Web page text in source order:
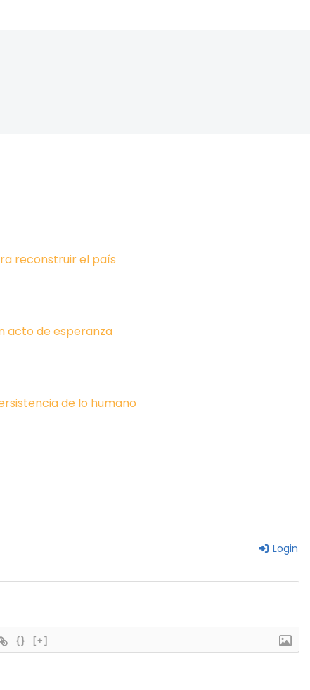
reconstruir el país
acto de esperanza
de lo humano
Login
{} [+]